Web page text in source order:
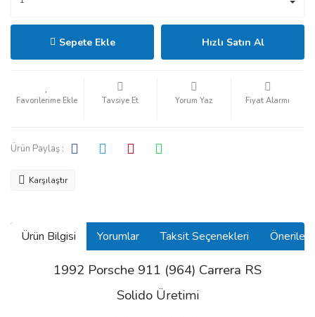
Sepete Ekle Hızlı Satın Al
Tavsiye Et Yorum Yaz Fiyat Alarmı
Ürün Paylaş :
Karşılaştır
Ürün Bilgisi Yorumlar Taksit Seçenekleri
1992 Porsche 911 (964) Carrera RS
SolidoÜretimi